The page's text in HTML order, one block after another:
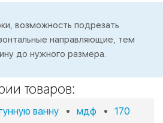
возможность подрезать
направляющие, тем
до нужного размера.
товаров:
ванну мдф
170